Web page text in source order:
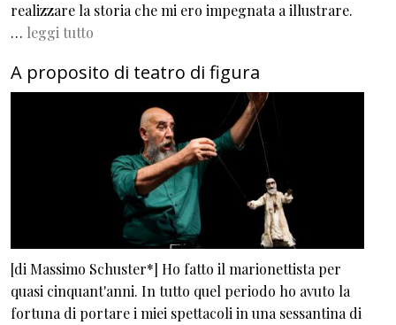
realizzare la storia che mi ero impegnata a illustrare.
… leggi tutto
A proposito di teatro di figura
[di Massimo Schuster*] Ho fatto il marionettista per
quasi cinquant'anni. In tutto quel periodo ho avuto la
fortuna di portare i miei spettacoli in una sessantina di